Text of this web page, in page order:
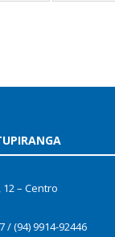
– Centro
/ (94) 9914-92446